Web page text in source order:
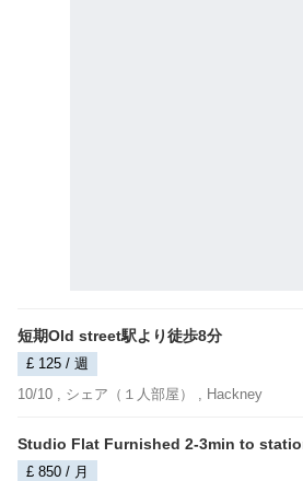
短期Old street駅より徒歩8分
£ 125 / 週
10/10 , シェア（１人部屋） , Hackney
Studio Flat Furnished 2-3min to
£ 850 / 月